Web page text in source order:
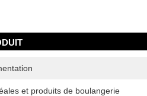
et produits de boulangerie